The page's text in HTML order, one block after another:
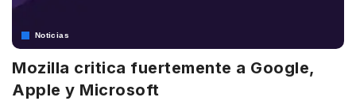
Noticias
Mozilla critica fuertemente a Google,
Apple y Microsoft